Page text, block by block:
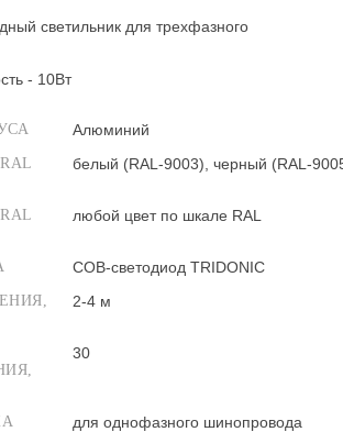
светильник для трехфазного
- 10Вт
Алюминий
белый (RAL-9003), черный (RAL-
любой цвет по шкале RAL
COB-светодиод TRIDONIC
2-4 м
30
для однофазного шинопровода